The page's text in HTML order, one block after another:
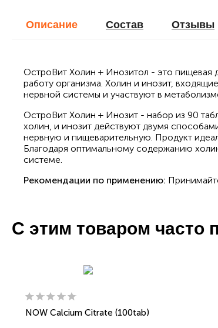
Описание Cостав Отзывы
ОстроВит Холин + Инозитол - это пищевая
работу организма. Холин и инозит,
нервной системы и участвуют в
ОстроВит Холин + Инозит - набор из 90
холин, и инозит действуют двумя
нервную и пищеварительную. Продукт
Благодаря оптимальному содержанию
системе.
Рекомендации по применению:
С этим товаром часто
NOW Calcium Citrate (100tab)